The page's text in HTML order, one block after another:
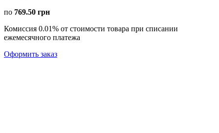
по 769.50 грн
Комиссия 0.01% от стоимости товара при списании
ежемесячного платежа
Оформить заказ